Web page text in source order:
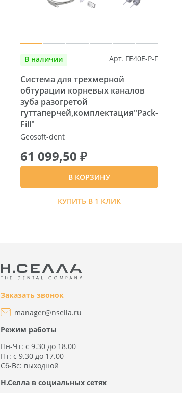
В наличии Арт. ГЕ40E-P-F
Система для трехмерной
обтурации корневых каналов
зуба разогретой
гуттаперчей,комплектация"Pack-
Fill"
Geosoft-dent
61 099,50 ₽
В КОРЗИНУ
КУПИТЬ В 1 КЛИК
Заказать звонок
manager@nsella.ru
Режим работы
Пн-Чт: с 9.30 до 18.00
Пт: с 9.30 до 17.00
Сб-Вс: выходной
Н.Селла в социальных сетях